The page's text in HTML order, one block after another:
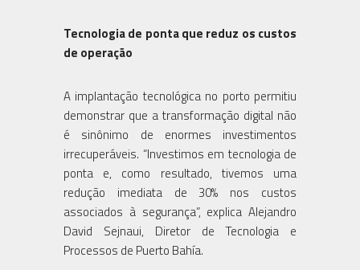
Tecnologia de ponta que reduz os custos
de operação
A implantação tecnológica no porto permitiu
demonstrar que a transformação digital não
é sinônimo de enormes investimentos
irrecuperáveis. “Investimos em tecnologia de
ponta e, como resultado, tivemos uma
redução imediata de 30% nos custos
associados à segurança”, explica Alejandro
David Sejnaui, Diretor de Tecnologia e
Processos de Puerto Bahía.